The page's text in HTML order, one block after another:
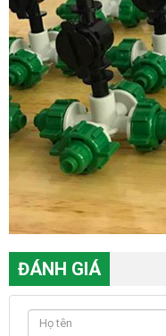
ĐÁNH GIÁ